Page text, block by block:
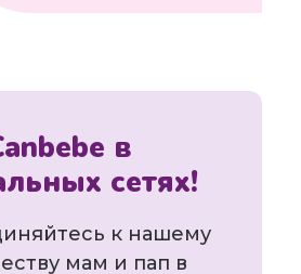
в
сетях!
к нашему
мам и пап в